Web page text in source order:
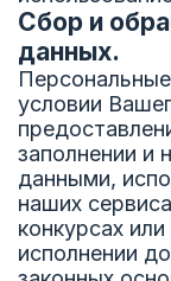
Сбор и
данных.
условии
заполнении и
данными,
наших
конкурсах
исполнении